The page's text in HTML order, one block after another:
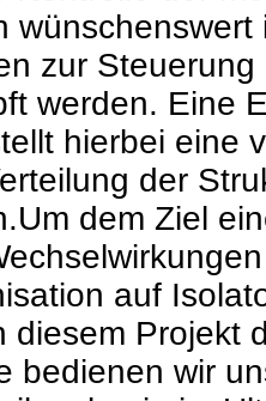
zur
werden. Eine
hierbei eine
der
dem Ziel
auf
diesem Projekt
bedienen wir